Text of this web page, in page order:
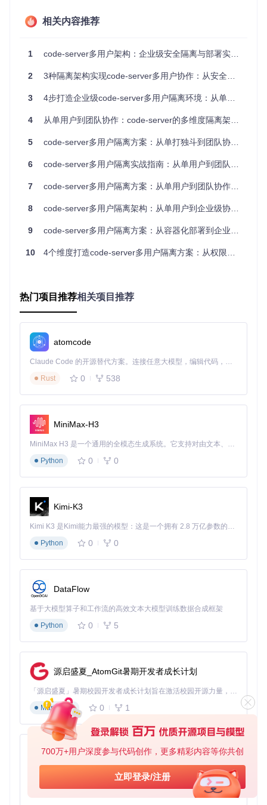
700万+用户深度参与代码创作，更多精彩内容等你共创
立即登录/注册
当多个用户同时在同一实例中进行编译、调试等资源密集型操
延迟从正常的200ms飙升至3秒以上，严重影响开发体验。
图1：code-server默认单用户界面，所有用户共享相同的环境
配置和文件系统
三种主流隔离方案，我们可以做出基于团队规模和安全需求的
离
案
实现原理 优势 劣势 适用场景
实
例
erver进程
署最简
进
程
隔
离
为每个用户
启动独立co
de-server进
程
好隔离
复杂
有基本要求
器
每个用户实
例运行在独
立容器中
底，环
资源消耗
高，部署
多团队协
经过效能评估和风险权衡，我们选择基于Unix用户系统的
杂度之间取得最佳平衡，既能满足团队协作需求，又不会引入
过高的维护成本。
架构演进时间线
code-server多用户架构的演进经历了三个关键阶段，每个阶
段都解决了特定的技术挑战：
2020年：基础隔离阶段
技术局限：手动管理端口和进程，扩展性差
2022年：自动化管理阶段
核心突破：开发用户管理脚本，实现实例自动部署
2024年：企业级平台阶段
核心突破：引入反向代理和集中认证，实现无缝用户体验
当前状态：完善的资源控制和安全防护体系
图2：多用户环境中的开发环境模板选择界面，每个用户可独
立选择适合自己的开发环境
技术架构详解
现代code-server多用户架构采用分层设计，确保安全性与可
用性的平衡：
相关内容推荐
1 code-server多用户架构：企业级安全隔离与部署实践指南
2 3种隔离架构实现code-server多用户协作：从安全到效率的进阶之路
3 4步打造企业级code-server多用户隔离环境：从单点部署到团队协作平台
4 从单用户到团队协作：code-server的多维度隔离架构设计与实践
5 code-server多用户隔离方案：从单打独斗到团队协作的进化之路
6 code-server多用户隔离实战指南：从单用户到团队协作的无缝转型
7 code-server多用户隔离方案：从单用户到团队协作的技术演进
8 code-server多用户隔离架构：从单用户到企业级协作平台的技术演进
9 code-server多用户隔离方案：从容器化部署到企业级实践指南
10 4个维度打造code-server多用户隔离方案：从权限混乱到团队协作平台
热门项目推荐相关项目推荐
atomcode
Claude Code 的开源替代方案。连接任意大模型，编辑代码，运行命令，自动验证 — 全自动执行。用 Rust 构建，极致性能。 ｜ An open-source alternative to Claude Code. Connect any LLM, edit code, run commands, and verify changes — autonomously. Built in Rust for speed. Get Started
Rust
0 538
MiniMax-H3
MiniMax H3 是一个通用的全模态生成系统。它支持对由文本、图像、视频和音频组成的多模态上下文进行统一理解，并能生成分辨率高达 2K、时长可达 15 秒的带原生立体声音频的视频。得益于面向任务泛化的系统设计，H3 在预训练阶段就已具备广泛的多模态上下文理解与生成能力，能够出色地执行复杂的多模态指令。
Python
0 0
Kimi-K3
Kimi K3 是Kimi能力最强的模型：这是一个拥有 2.8 万亿参数的混合专家（MoE）模型，具备原生视觉理解能力，并支持 100 万 token 的上下文窗口。
Python
0 0
DataFlow
基于大模型算子和工作流的高效文本大模型训练数据合成框架
Python
0 5
源启盛夏_AtomGit暑期开发者成长计划
「源启盛夏」暑期校园开发者成长计划旨在激活校园开源力量，通过积分激励、认证扶持、资源倾斜等形式，引导高校组织和开发者完成「入驻 — 建项目 — 做贡献 — 获认证 — 得资源」的完整闭环。无论你是想带领社团入驻平台的组织者，还是希望用代码贡献证明自己的开发者，都能在这里找到属于你的成长路径。
Markdown
0 1
py-xiaozhi
基于Python的Xiaozhi AI，适用于想要完整Xiaozhi体验而无需拥有专用硬件的用户。
Python
0 1